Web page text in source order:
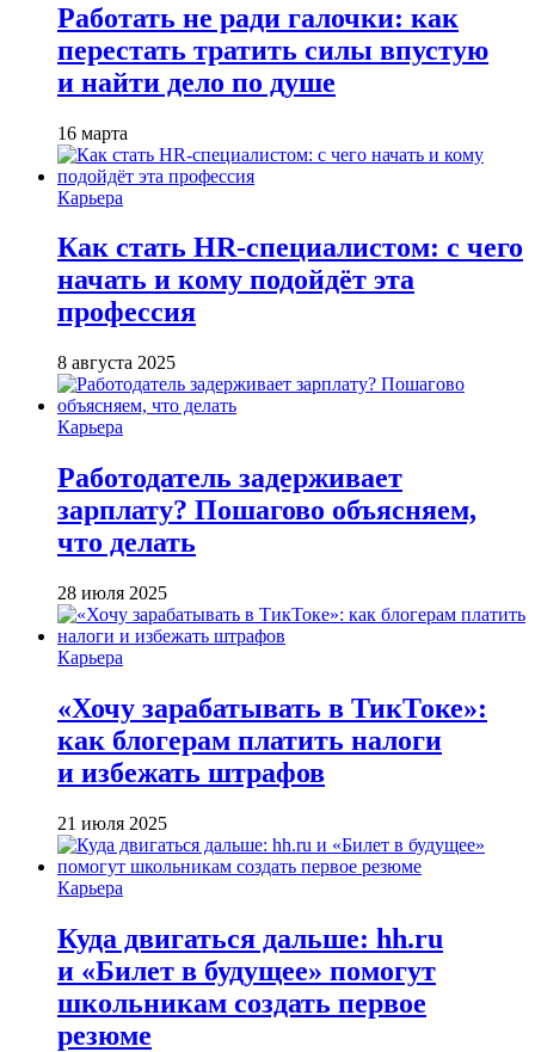
Работать не ради галочки: как
перестать тратить силы впустую
и найти дело по душе
16 марта
Карьера
Как стать HR-специалистом: с чего
начать и кому подойдёт эта
профессия
8 августа 2025
Карьера
Работодатель задерживает
зарплату? Пошагово объясняем,
что делать
28 июля 2025
Карьера
«Хочу зарабатывать в ТикТоке»:
как блогерам платить налоги
и избежать штрафов
21 июля 2025
Карьера
Куда двигаться дальше: hh.ru
и «Билет в будущее» помогут
школьникам создать первое
резюме